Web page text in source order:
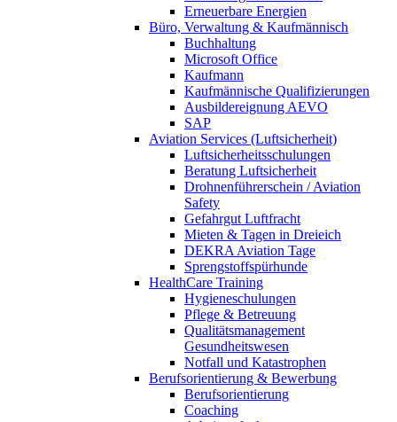
Erneuerbare Energien
Büro, Verwaltung & Kaufmännisch
Buchhaltung
Microsoft Office
Kaufmann
Kaufmännische Qualifizierungen
Ausbildereignung AEVO
SAP
Aviation Services (Luftsicherheit)
Luftsicherheitsschulungen
Beratung Luftsicherheit
Drohnenführerschein / Aviation
Safety
Gefahrgut Luftfracht
Mieten & Tagen in Dreieich
DEKRA Aviation Tage
Sprengstoffspürhunde
HealthCare Training
Hygieneschulungen
Pflege & Betreuung
Qualitätsmanagement
Gesundheitswesen
Notfall und Katastrophen
Berufsorientierung & Bewerbung
Berufsorientierung
Coaching